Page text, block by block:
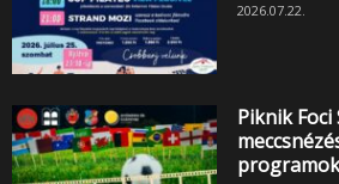
2026.07.22.
Piknik